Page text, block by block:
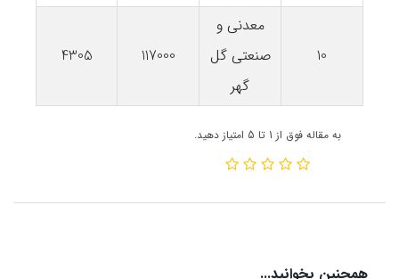
10
معدنی و
صنعتی گل
گهر
117000
4305
به مقاله فوق از 1 تا 5 امتیاز دهید.
همچنین بخوانید...